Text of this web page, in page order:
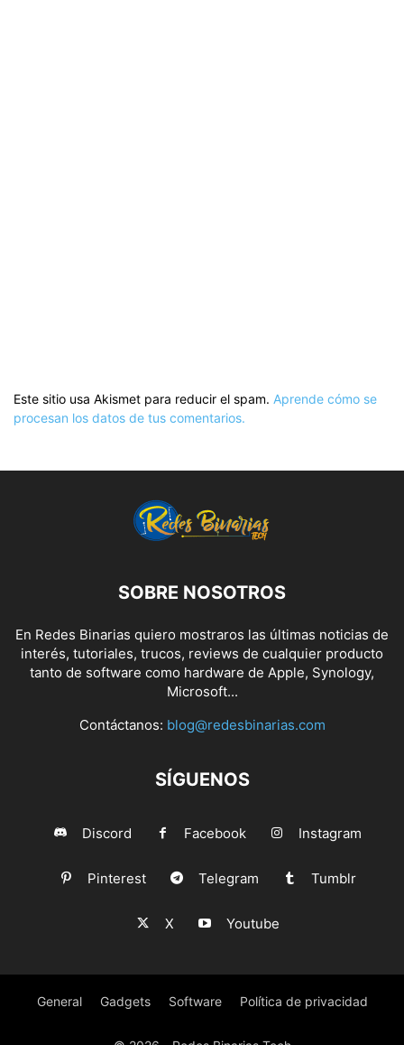
Este sitio usa Akismet para reducir el spam. Aprende cómo se
procesan los datos de tus comentarios.
SOBRE NOSOTROS
En Redes Binarias quiero mostraros las últimas noticias de
interés, tutoriales, trucos, reviews de cualquier producto
tanto de software como hardware de Apple, Synology,
Microsoft...
Contáctanos: blog@redesbinarias.com
SÍGUENOS
Discord Facebook Instagram
Pinterest Telegram Tumblr
X Youtube
General Gadgets Software Política de privacidad